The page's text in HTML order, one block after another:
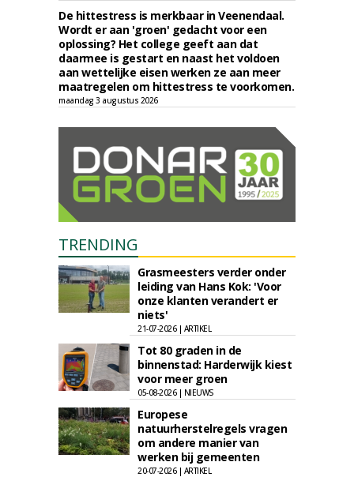
De hittestress is merkbaar in Veenendaal.
Wordt er aan 'groen' gedacht voor een
oplossing? Het college geeft aan dat
daarmee is gestart en naast het voldoen
aan wettelijke eisen werken ze aan meer
maatregelen om hittestress te voorkomen.
maandag 3 augustus 2026
TRENDING
Grasmeesters verder onder
leiding van Hans Kok: 'Voor
onze klanten verandert er
niets'
21-07-2026 | ARTIKEL
Tot 80 graden in de
binnenstad: Harderwijk kiest
voor meer groen
05-08-2026 | NIEUWS
Europese
natuurherstelregels vragen
om andere manier van
werken bij gemeenten
20-07-2026 | ARTIKEL